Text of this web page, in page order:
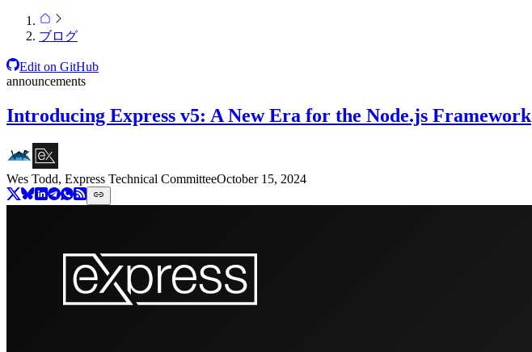
ブログ
Edit on GitHub
announcements
Introducing Express v5: A New Era for the Node.js Framework
Wes Todd, Express Technical CommitteeOctober 15, 2024